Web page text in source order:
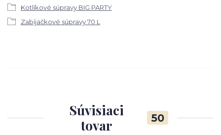
Kotlíkové súpravy BIG PARTY
Zabíjačkové súpravy 70 L
Súvisiaci
tovar
50